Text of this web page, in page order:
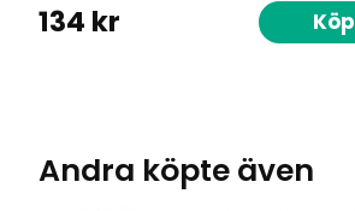
134 kr Köp
Andra köpte även